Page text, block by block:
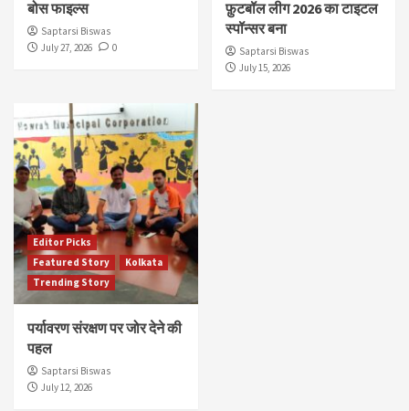
बोस फाइल्स
Saptarsi Biswas
July 27, 2026
0
फ़ुटबॉल लीग 2026 का टाइटल
स्पॉन्सर बना
Saptarsi Biswas
July 15, 2026
Editor Picks
Featured Story
Kolkata
Trending Story
पर्यावरण संरक्षण पर जोर देने की
पहल
Saptarsi Biswas
July 12, 2026